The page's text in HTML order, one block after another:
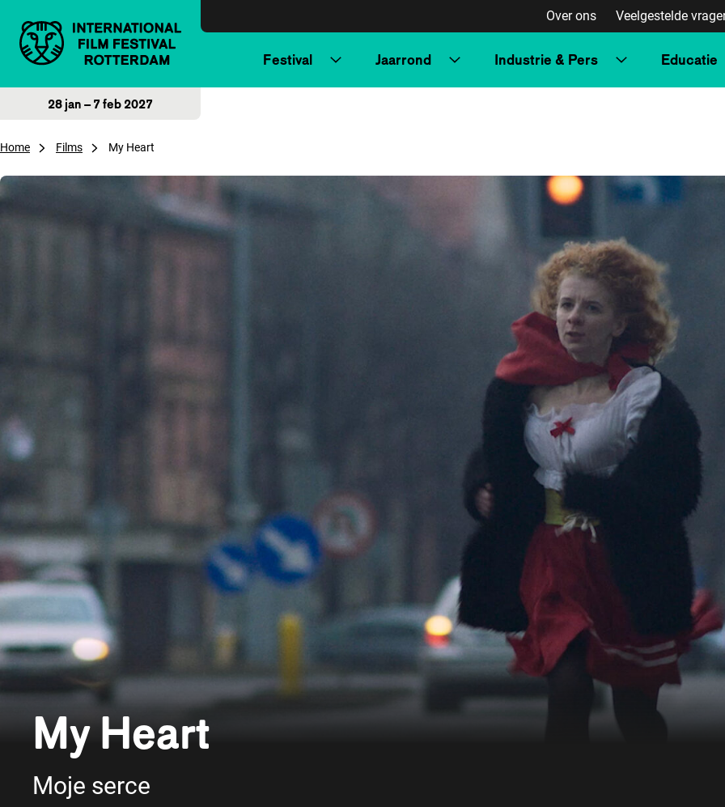
Over ons Veelgestelde
Festival Jaarrond Industrie & Pers Educatie
28 jan – 7 feb 2027
Home Films My Heart
My Heart
Moje serce